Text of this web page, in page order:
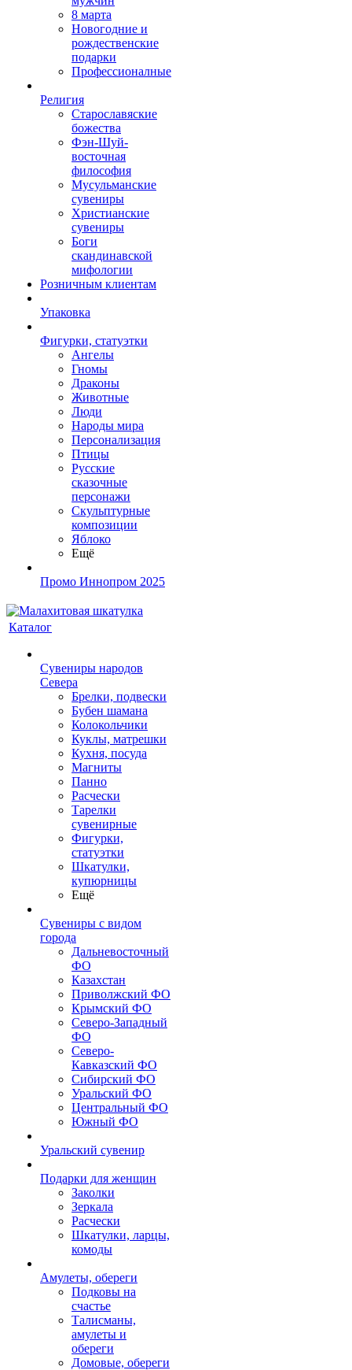
8 марта
Новогодние и
рождественские
подарки
Профессионалные
Религия
Старославяские
божества
Фэн-Шуй-
восточная
философия
Мусульманские
сувениры
Христианские
сувениры
Боги
скандинавской
мифологии
Розничным клиентам
Упаковка
Фигурки, статуэтки
Ангелы
Гномы
Драконы
Животные
Люди
Народы мира
Персонализация
Птицы
Русские
сказочные
персонажи
Скульптурные
композиции
Яблоко
Ещё
Промо Иннопром 2025
Каталог
Сувениры народов
Севера
Брелки, подвески
Бубен шамана
Колокольчики
Куклы, матрешки
Кухня, посуда
Магниты
Панно
Расчески
Тарелки
сувенирные
Фигурки,
статуэтки
Шкатулки,
купюрницы
Ещё
Сувениры с видом
города
Дальневосточный
ФО
Казахстан
Приволжский ФО
Крымский ФО
Северо-Западный
ФО
Северо-
Кавказский ФО
Сибирский ФО
Уральский ФО
Центральный ФО
Южный ФО
Уральский сувенир
Подарки для женщин
Заколки
Зеркала
Расчески
Шкатулки, ларцы,
комоды
Амулеты, обереги
Подковы на
счастье
Талисманы,
амулеты и
обереги
Домовые, обереги